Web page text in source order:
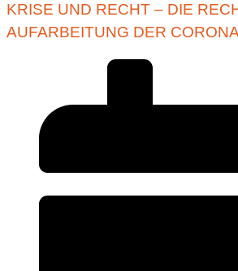
KRISE UND RECHT – DIE
AUFARBEITUNG DER